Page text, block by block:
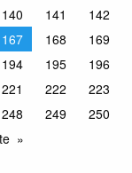
140 141 142
167 168 169
194 195 196
221 222 223
248 249 250